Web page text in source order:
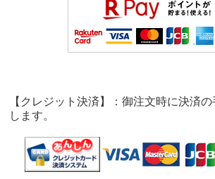
【クレジット決済】：御注文時に決済
します。